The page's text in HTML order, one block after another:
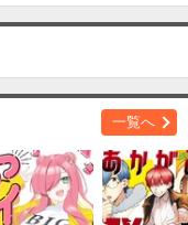
購入する
購入する
一覧へ